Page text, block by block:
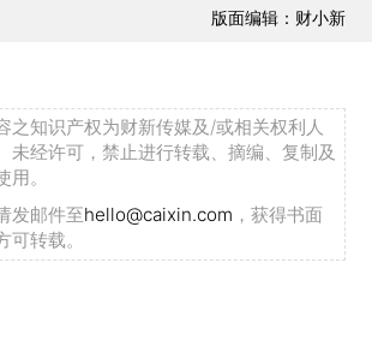
版面编辑：财小新
之知识产权为财新传媒及/或相关权利人
未经许可，禁止进行转载、摘编、复制及
。
发邮件至hello@caixin.com ，获得书面
转载。